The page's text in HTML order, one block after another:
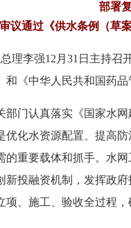
部署
审议通过《供水条例（草
李强12月31日主持召
《中华人民共和国药品
认真落实《国家水网
化水资源配置、提高
的重要载体和抓手。水
投融资机制，发挥政
、施工、验收全过程，